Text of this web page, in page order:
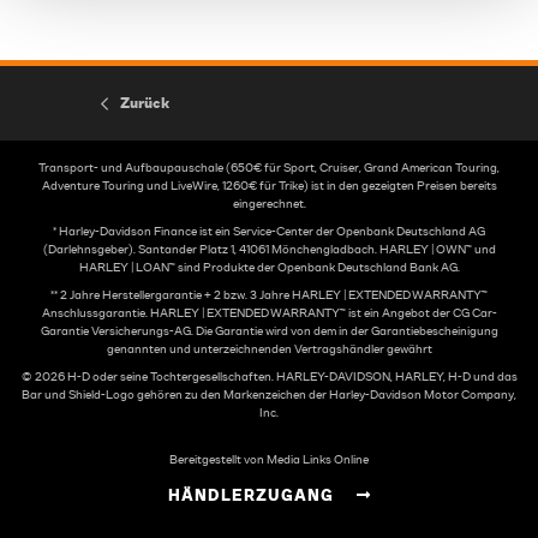
Zurück
Transport- und Aufbaupauschale (650€ für Sport, Cruiser, Grand American Touring,
Adventure Touring und LiveWire, 1260€ für Trike) ist in den gezeigten Preisen bereits
eingerechnet.
* Harley-Davidson Finance ist ein Service-Center der Openbank Deutschland AG
(Darlehnsgeber). Santander Platz 1, 41061 Mönchengladbach. HARLEY | OWN™ und
HARLEY | LOAN™ sind Produkte der Openbank Deutschland Bank AG.
** 2 Jahre Herstellergarantie + 2 bzw. 3 Jahre HARLEY | EXTENDED WARRANTY™
Anschlussgarantie. HARLEY | EXTENDED WARRANTY™ ist ein Angebot der CG Car-
Garantie Versicherungs-AG. Die Garantie wird von dem in der Garantiebescheinigung
genannten und unterzeichnenden Vertragshändler gewährt
© 2026 H-D oder seine Tochtergesellschaften. HARLEY-DAVIDSON, HARLEY, H-D und das
Bar und Shield-Logo gehören zu den Markenzeichen der Harley-Davidson Motor Company,
Inc.
Bereitgestellt von Media Links Online
HÄNDLERZUGANG